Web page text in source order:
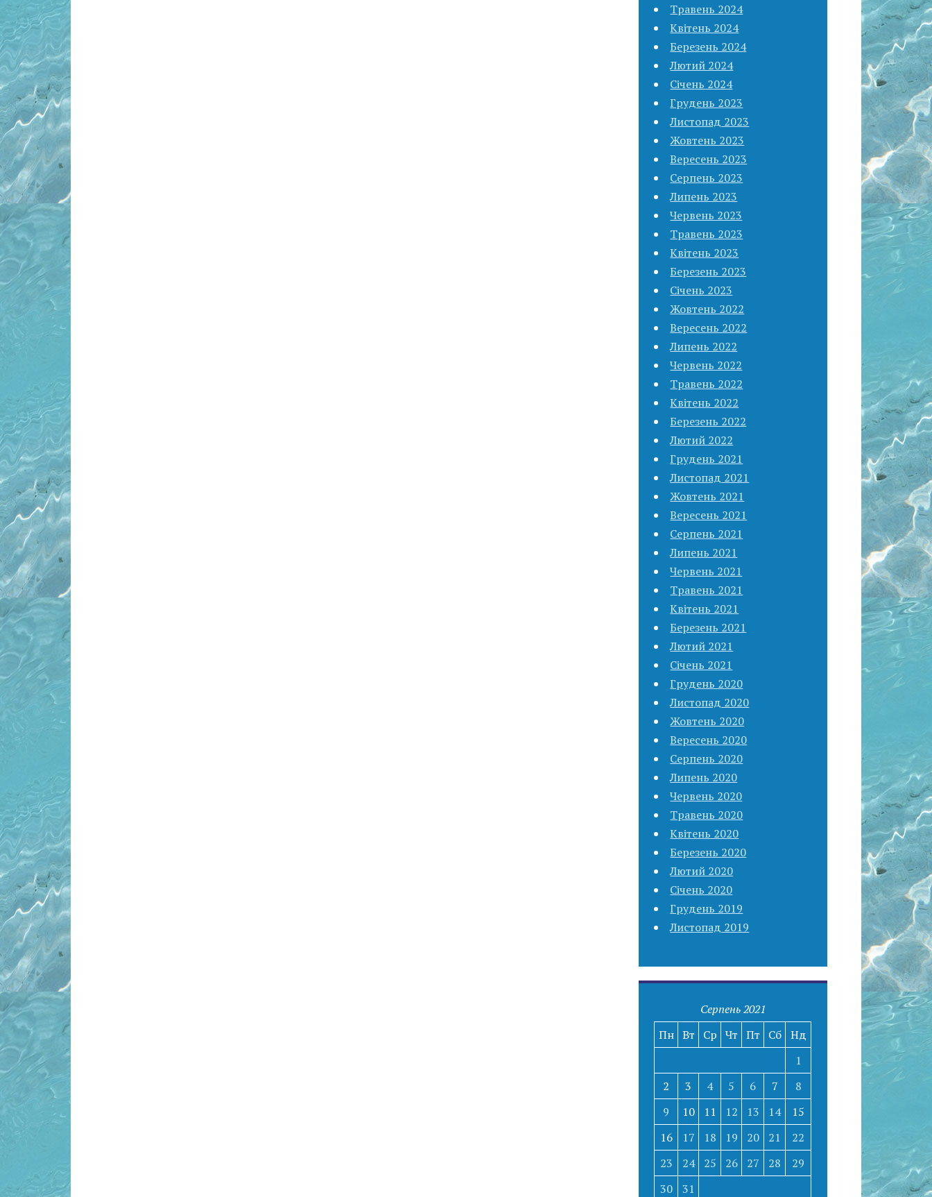
Травень 2024
Квітень 2024
Березень 2024
Лютий 2024
Січень 2024
Грудень 2023
Листопад 2023
Жовтень 2023
Вересень 2023
Серпень 2023
Липень 2023
Червень 2023
Травень 2023
Квітень 2023
Березень 2023
Січень 2023
Жовтень 2022
Вересень 2022
Липень 2022
Червень 2022
Травень 2022
Квітень 2022
Березень 2022
Лютий 2022
Грудень 2021
Листопад 2021
Жовтень 2021
Вересень 2021
Серпень 2021
Липень 2021
Червень 2021
Травень 2021
Квітень 2021
Березень 2021
Лютий 2021
Січень 2021
Грудень 2020
Листопад 2020
Жовтень 2020
Вересень 2020
Серпень 2020
Липень 2020
Червень 2020
Травень 2020
Квітень 2020
Березень 2020
Лютий 2020
Січень 2020
Грудень 2019
Листопад 2019
Серпень 2021
Пн Вт Ср Чт Пт Сб Нд
1
2
3 4 5 6 7
8
9
10 11 12 13 14
15
16
17 18 19 20 21
22
23
24 25 26 27 28
29
30
31